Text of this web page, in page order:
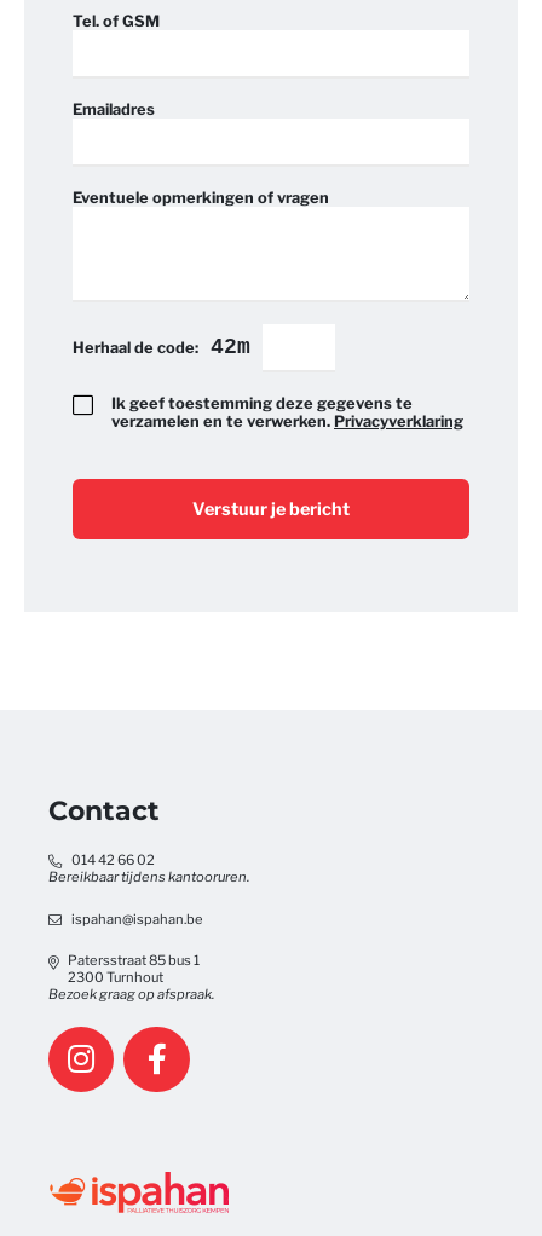
Tel. of GSM
Emailadres
Eventuele opmerkingen of vragen
Herhaal de code: 42m
Ik geef toestemming deze gegevens te
verzamelen en te verwerken. Privacyverklaring
Contact
014 42 66 02
Bereikbaar tijdens kantooruren.
ispahan@ispahan.be
Patersstraat 85 bus 1
2300 Turnhout
Bezoek graag op afspraak.